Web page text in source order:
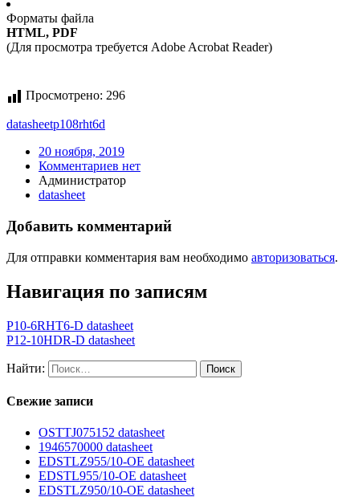
Форматы файла
HTML, PDF
(Для просмотра требуется Adobe Acrobat Reader)
Просмотрено: 296
datasheetp108rht6d
20 ноября, 2019
Комментариев нет
Администратор
datasheet
Добавить комментарий
Для отправки комментария вам необходимо авторизоваться.
Навигация по записям
P10-6RHT6-D datasheet
P12-10HDR-D datasheet
Найти:
Свежие записи
OSTTJ075152 datasheet
1946570000 datasheet
EDSTLZ955/10-OE datasheet
EDSTL955/10-OE datasheet
EDSTLZ950/10-OE datasheet